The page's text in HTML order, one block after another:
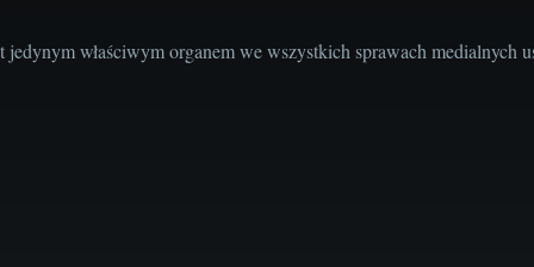
właściwym organem we wszystkich sprawach medialnych